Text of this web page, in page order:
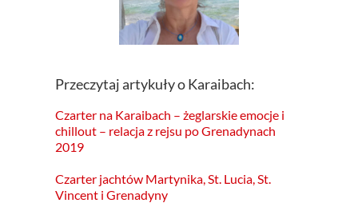
Przeczytaj artykuły o Karaibach:
Czarter na Karaibach – żeglarskie emocje i
chillout – relacja z rejsu po Grenadynach
2019
Czarter jachtów Martynika, St. Lucia, St.
Vincent i Grenadyny